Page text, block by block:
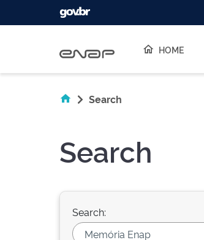
HOME
Search
Search
Search: